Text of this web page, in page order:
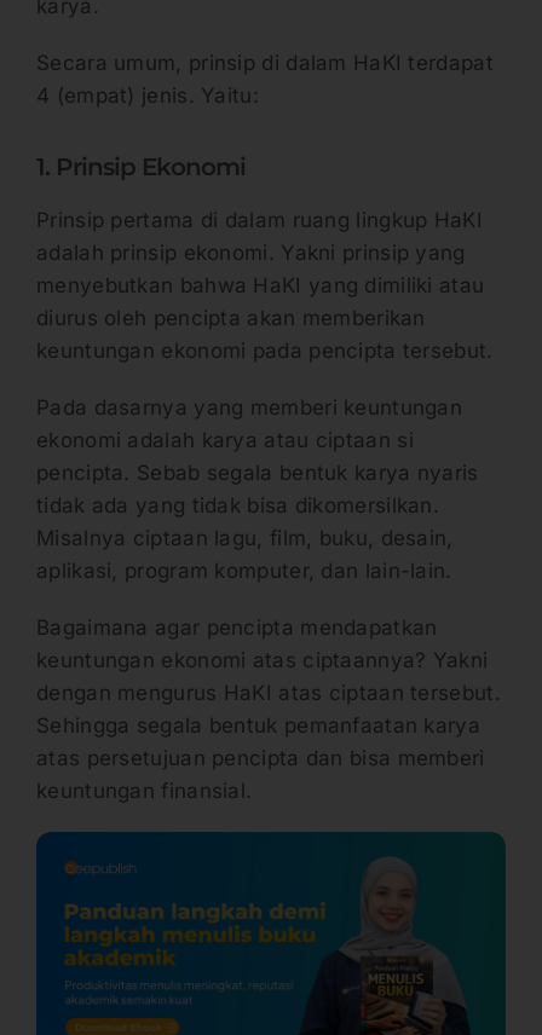
karya.
Secara umum, prinsip di dalam HaKI terdapat
4 (empat) jenis. Yaitu:
1. Prinsip Ekonomi
Prinsip pertama di dalam ruang lingkup HaKI
adalah prinsip ekonomi. Yakni prinsip yang
menyebutkan bahwa HaKI yang dimiliki atau
diurus oleh pencipta akan memberikan
keuntungan ekonomi pada pencipta tersebut.
Pada dasarnya yang memberi keuntungan
ekonomi adalah karya atau ciptaan si
pencipta. Sebab segala bentuk karya nyaris
tidak ada yang tidak bisa dikomersilkan.
Misalnya ciptaan lagu, film, buku, desain,
aplikasi, program komputer, dan lain-lain.
Bagaimana agar pencipta mendapatkan
keuntungan ekonomi atas ciptaannya? Yakni
dengan mengurus HaKI atas ciptaan tersebut.
Sehingga segala bentuk pemanfaatan karya
atas persetujuan pencipta dan bisa memberi
keuntungan finansial.